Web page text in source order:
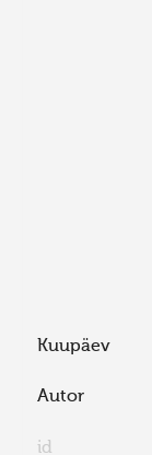
Kuupäev
Autor
id